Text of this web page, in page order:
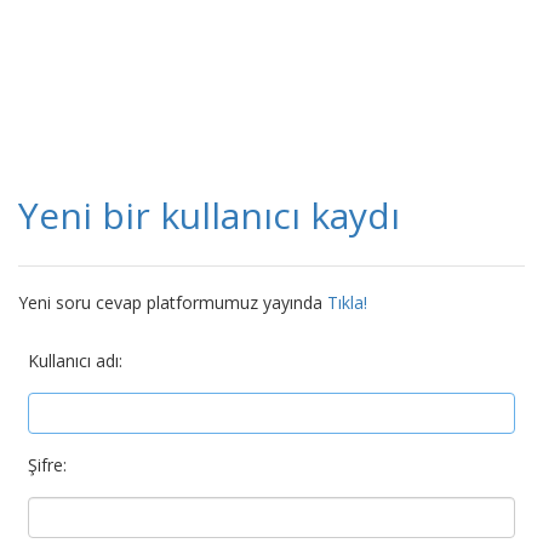
Yeni bir kullanıcı kaydı
Yeni soru cevap platformumuz yayında Tıkla!
Kullanıcı adı:
Şifre: